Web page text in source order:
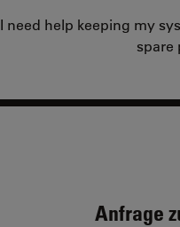
I need help keeping my
spare
Anfrage